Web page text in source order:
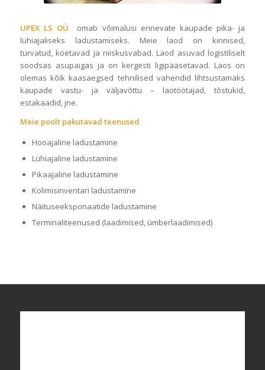
UPEX LS OÜ
omab võimalusi erinevate kaupade pika- ja
lühiajaliseks ladustamiseks. Meie laod on kinnised,
turvatud, köetavad ja niiskusvabad. Laod asuvad logistiliselt
soodsas asupaigas ja on kergesti ligipääsetavad. Laos on
olemas kõik kaasaegsed tehnilised vahendid lihtsustamaks
kaupade vastu- ja väljavõttu – laotöötajad, tõstukid,
estakaadid, jne.
Meie poolt pakutavad teenused
Hooajaline ladustamine
Lühiajaline ladustamine
Pikaajaline ladustamine
Kolimisinventari ladustamine
Näituseeksponaatide ladustamine
Terminaliteenused (laadimised, ümberlaadimised)